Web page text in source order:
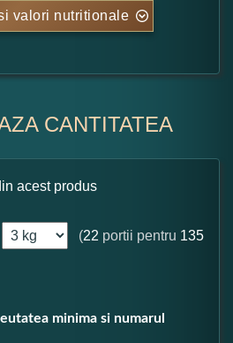
valori nutritionale
CANTITATEA
acest produs
(22 portii pentru 135
minima si numarul